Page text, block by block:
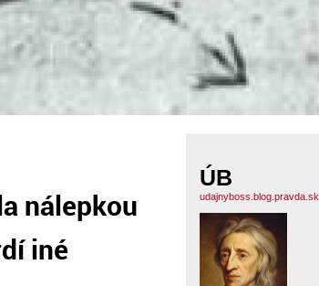
nálepkou
iné
ÚB
udajnyboss.blog.pravda.sk